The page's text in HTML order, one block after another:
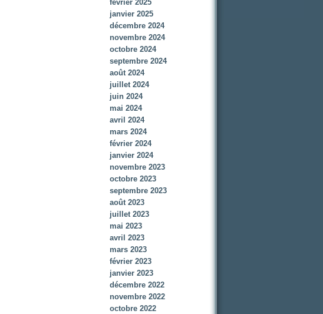
février 2025
janvier 2025
décembre 2024
novembre 2024
octobre 2024
septembre 2024
août 2024
juillet 2024
juin 2024
mai 2024
avril 2024
mars 2024
février 2024
janvier 2024
novembre 2023
octobre 2023
septembre 2023
août 2023
juillet 2023
mai 2023
avril 2023
mars 2023
février 2023
janvier 2023
décembre 2022
novembre 2022
octobre 2022